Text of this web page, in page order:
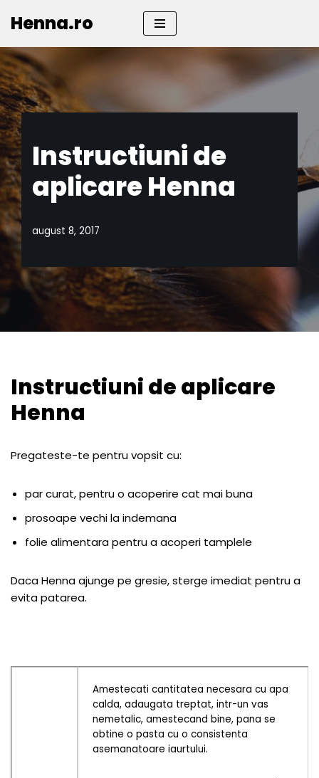
la
conținut
Henna.ro
Instructiuni de
aplicare Henna
august 8, 2017
Instructiuni de aplicare
Henna
Pregateste-te pentru vopsit cu:
par curat, pentru o acoperire cat mai buna
prosoape vechi la indemana
folie alimentara pentru a acoperi tamplele
Daca Henna ajunge pe gresie, sterge imediat pentru a
evita patarea.
Amestecati cantitatea necesara cu apa
calda, adaugata treptat, intr-un vas
nemetalic, amestecand bine, pana se
obtine o pasta cu o consistenta
asemanatoare iaurtului.